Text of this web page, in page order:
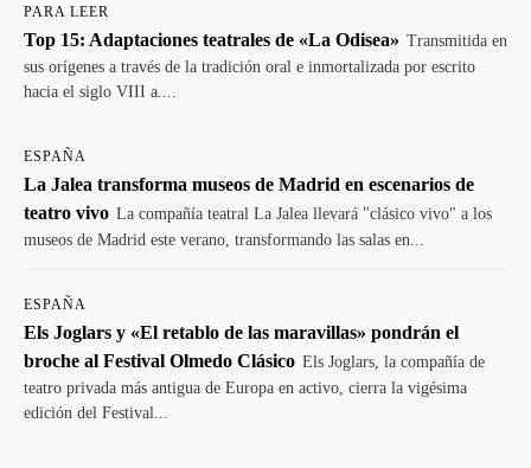
PARA LEER
Top 15: Adaptaciones teatrales de «La Odisea» Transmitida en
sus orígenes a través de la tradición oral e inmortalizada por escrito
hacia el siglo VIII a....
ESPAÑA
La Jalea transforma museos de Madrid en escenarios de
teatro vivo La compañía teatral La Jalea llevará "clásico vivo" a los
museos de Madrid este verano, transformando las salas en...
ESPAÑA
Els Joglars y «El retablo de las maravillas» pondrán el
broche al Festival Olmedo Clásico Els Joglars, la compañía de
teatro privada más antigua de Europa en activo, cierra la vigésima
edición del Festival...